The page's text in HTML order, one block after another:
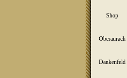
Shop
Oberaurach
Dankenfeld